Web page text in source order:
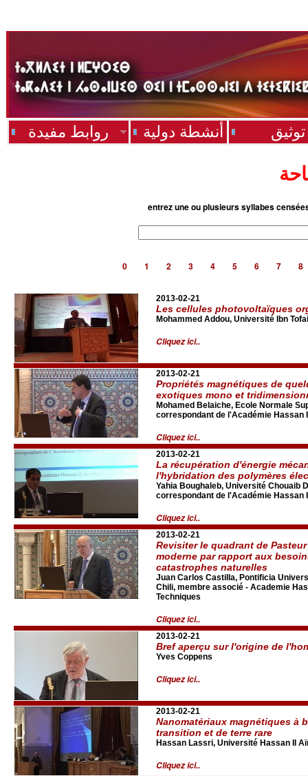
روابط مفيدة أنشطة دولية توثيق
entrez une ou plusieurs syllabes
0 1 2 3 4 5 6 7 8
2013-02-21
Les cellules photovoltaïques
Mohammed Addou, Université Ibn
Cliquez ici..
2013-02-21
Propriétés magnétiques de
exotiques mono et
Mohamed Belaiche, Ecole Normale
correspondant de l'Académie Hassan
Cliquez ici..
2013-02-21
La récupération d'énergie
l'hybridation des polymères
Yahia Boughaleb, Université Chouaib
correspondant de l'Académie Hassan
Cliquez ici..
2013-02-21
Revisiter le quadrant de
moderne par rapport aux
catastrophes naturelles
Juan Carlos Castilla, Pontificia
Chili, membre associé - Academie
Techniques
Cliquez ici..
2013-02-21
Bref aperçu sur l'origine de
Yves Coppens
Cliquez ici..
2013-02-21
Nanomatériaux magnétiques à
transition et de terre rare
Hassan Lassri, Université Hassan II
Cliquez ici..